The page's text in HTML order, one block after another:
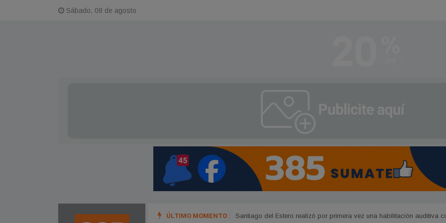
Sábado, 08 de agosto
ÚLTIMO MOMENTO : Arrancó la tercera fecha de la Liga Argentina de Natación Paralímpica